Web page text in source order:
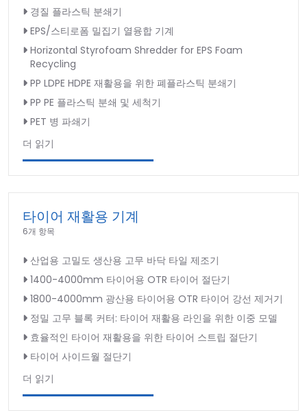
경질 플라스틱 분쇄기
EPS/스티로폼 밀집기 열융합 기계
Horizontal Styrofoam Shredder for EPS Foam
Recycling
PP LDPE HDPE 재활용을 위한 폐플라스틱 분쇄기
PP PE 플라스틱 분쇄 및 세척기
PET 병 파쇄기
더 읽기
타이어 재활용 기계
6개 항목
산업용 고밀도 생산용 고무 바닥 타일 제조기
1400-4000mm 타이어용 OTR 타이어 절단기
1800-4000mm 광산용 타이어용 OTR 타이어 강선 제거기
정밀 고무 블록 커터: 타이어 재활용 라인을 위한 이중 모델
효율적인 타이어 재활용을 위한 타이어 스트립 절단기
타이어 사이드월 절단기
더 읽기